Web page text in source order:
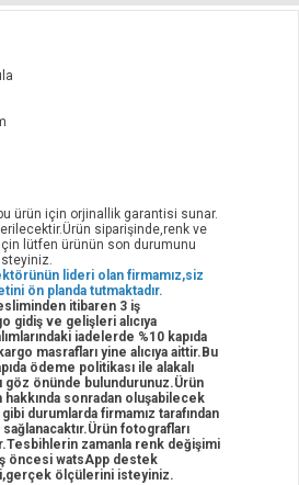
ürün için orjinallik garantisi sunar.
siparişinde,renk ve
lütfen ürünün son durumunu
lideri olan firmamız,siz
ön planda tutmaktadır.
itibaren 3 iş
gidiş ve gelişleri alıcıya
iadelerde %10 kapıda
masrafları yine alıcıya aittir.Bu
ödeme politikası ile alakalı
göz önünde bulundurunuz.Ürün
hakkında sonradan oluşabilecek
durumlarda firmamız tarafından
fotografları
zamanla renk değişimi
öncesi watsApp destek
ölçülerini isteyiniz.